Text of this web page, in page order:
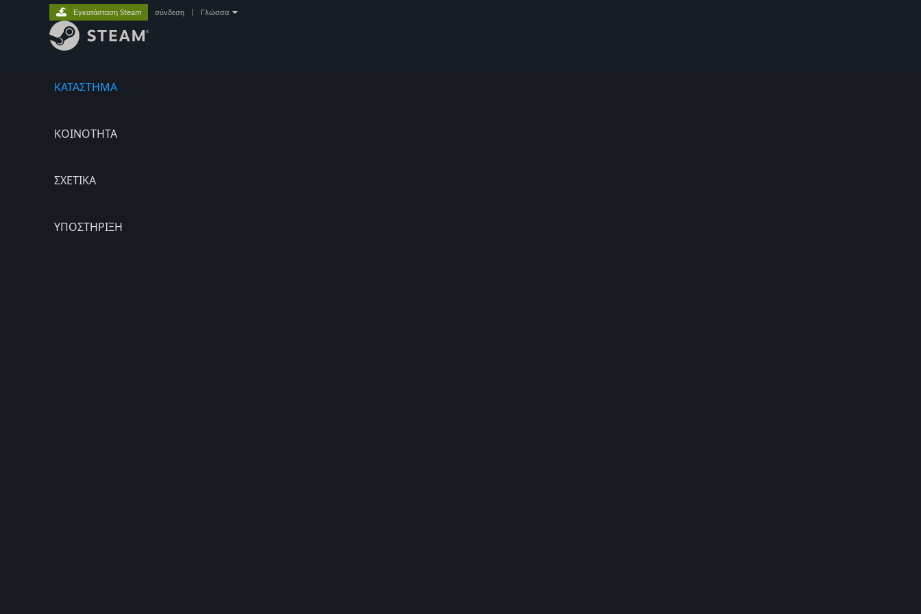
ΚΑΤΑΣΤΗΜΑ
ΚΟΙΝΟΤΗΤΑ
ΣΧΕΤΙΚΆ
ΥΠΟΣΤΗΡΙΞΗ
Εγκατάσταση Steam σύνδεση Γλώσσα